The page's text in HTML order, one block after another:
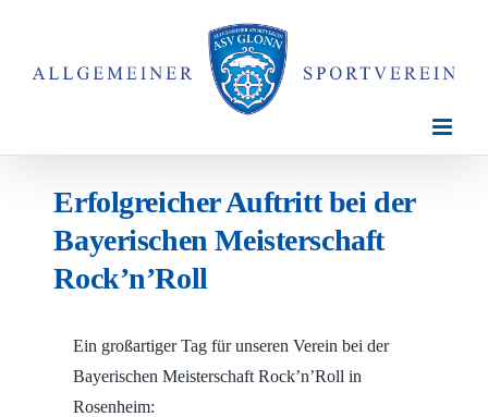
springen
Erfolgreicher Auftritt bei der
Bayerischen Meisterschaft
Rock’n’Roll
Ein großartiger Tag für unseren Verein bei der
Bayerischen Meisterschaft Rock’n’Roll in
Rosenheim: